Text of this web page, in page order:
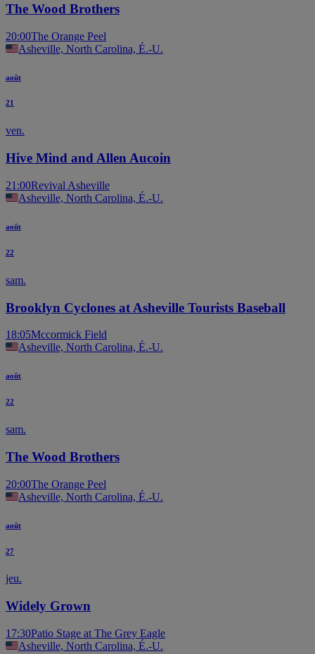
The Wood Brothers
20:00The Orange Peel
Asheville, North Carolina, É.-U.
août
21
ven.
Hive Mind and Allen Aucoin
21:00Revival Asheville
Asheville, North Carolina, É.-U.
août
22
sam.
Brooklyn Cyclones at Asheville Tourists Baseball
18:05Mccormick Field
Asheville, North Carolina, É.-U.
août
22
sam.
The Wood Brothers
20:00The Orange Peel
Asheville, North Carolina, É.-U.
août
27
jeu.
Widely Grown
17:30Patio Stage at The Grey Eagle
Asheville, North Carolina, É.-U.